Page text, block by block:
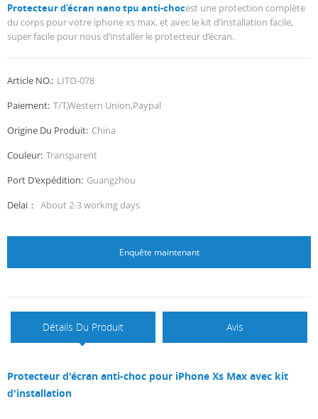
Protecteur d'écran nano tpu anti-chocest une protection complète
du corps pour votre iphone xs max, et avec le kit d’installation facile,
super facile pour nous d’installer le protecteur d’écran.
Article NO.: LITO-078
Paiement: T/T,Western Union,Paypal
Origine Du Produit: China
Couleur: Transparent
Port D'expédition: Guangzhou
Delai： About 2-3 working days
Enquête maintenant
Détails Du Produit Avis
Protecteur d'écran anti-choc pour iPhone Xs Max avec kit
d'installation